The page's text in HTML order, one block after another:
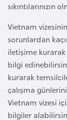
sıkıntılarınızın
Vietnam
sorunlardan
iletişime kurarak
bilgi
kurarak
çalışma
Vietnam vizesi
bilgiler
a
m
b
i
y
a